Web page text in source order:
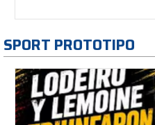
SPORT PROTOTIPO